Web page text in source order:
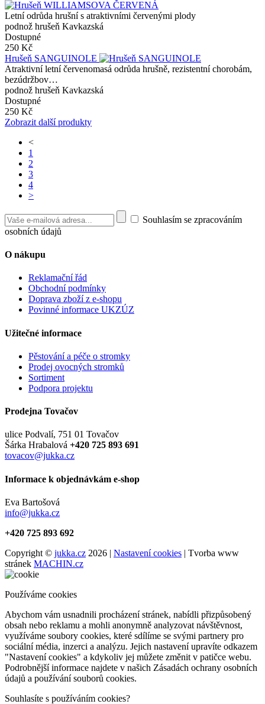
Letní odrůda hrušní s atraktivními červenými plody
podnož hrušeň Kavkazská
Dostupné
250 Kč
Hrušeň SANGUINOLE
Atraktivní letní červenomasá odrůda hrušně, rezistentní chorobám,
bezúdržbov…
podnož hrušeň Kavkazská
Dostupné
250 Kč
Zobrazit další produkty
<
1
2
3
4
>
Souhlasím se zpracováním
osobních údajů
O nákupu
Reklamační řád
Obchodní podmínky
Doprava zboží z e-shopu
Povinné informace UKZÚZ
Užitečné informace
Pěstování a péče o stromky
Prodej ovocných stromků
Sortiment
Podpora projektu
Prodejna Tovačov
ulice Podvalí, 751 01 Tovačov
Šárka Hrabalová +420 725 893 691
tovacov@jukka.cz
Informace k objednávkám e-shop
Eva Bartošová
info@jukka.cz
+420 725 893 692
Copyright © jukka.cz 2026 | Nastavení cookies | Tvorba www
stránek MACHIN.cz
Používáme cookies
Abychom vám usnadnili procházení stránek, nabídli přizpůsobený
obsah nebo reklamu a mohli anonymně analyzovat návštěvnost,
využíváme soubory cookies, které sdílíme se svými partnery pro
sociální média, inzerci a analýzu. Jejich nastavení upravíte odkazem
"Nastavení cookies" a kdykoliv jej můžete změnit v patičce webu.
Podrobnější informace najdete v našich Zásadách ochrany osobních
údajů a používání souborů cookies.
Souhlasíte s používáním cookies?